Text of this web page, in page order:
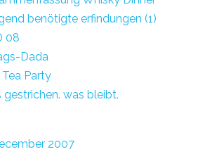
benötigte erfindungen (1)
08
Dada
Party
gestrichen. was bleibt.
2007